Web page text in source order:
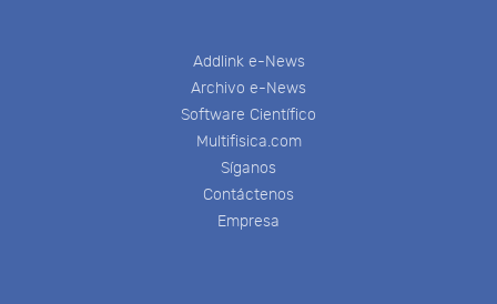
Addlink e-News
Archivo e-News
Software Científico
Multifisica.com
Síganos
Contáctenos
Empresa